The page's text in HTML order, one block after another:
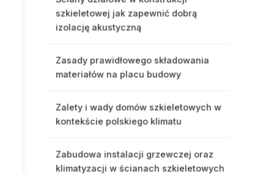
szkieletowej jak zapewnić dobrą
izolację akustyczną
Zasady prawidłowego składowania
materiałów na placu budowy
Zalety i wady domów szkieletowych w
kontekście polskiego klimatu
Zabudowa instalacji grzewczej oraz
klimatyzacji w ścianach szkieletowych